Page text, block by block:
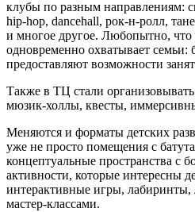
клубы по разным направлениям:
hip-hop, dancehall, рок-н-ролл,
и многое другое. Любопытно, что
одновременно охватывает
предоставляют возможности
Также в ТЦ стали
мюзик-холлы, квесты,
Меняются и форматы детских
уже не просто помещения с
концептуальные пространства с
активности, которые интересны
интерактивные игры,
мастер-классами.